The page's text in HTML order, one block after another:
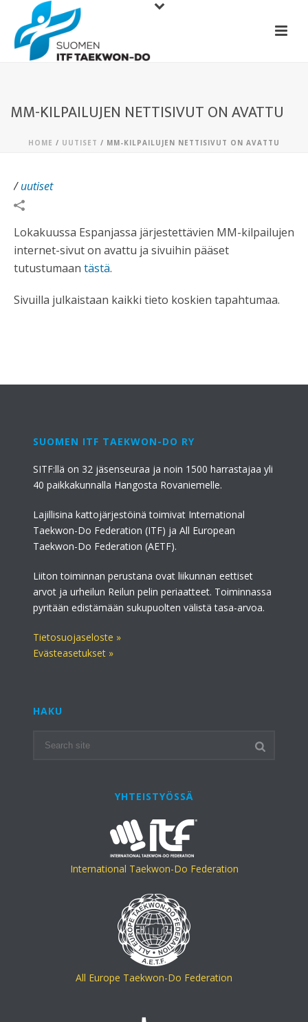
MM-KILPAILUJEN NETTISIVUT ON AVATTU
HOME / UUTISET / MM-KILPAILUJEN NETTISIVUT ON AVATTU
/uutiset
Lokakuussa Espanjassa järjestettävien MM-kilpailujen
internet-sivut on avattu ja sivuihin pääset
tutustumaan tästä.
Sivuilla julkaistaan kaikki tieto koskien tapahtumaa.
SUOMEN ITF TAEKWON-DO RY
SITF:llä on 32 jäsenseuraa ja noin 1500 harrastajaa yli
40 paikkakunnalla Hangosta Rovaniemelle.
Lajillisina kattojärjestöinä toimivat International
Taekwon-Do Federation (ITF) ja All European
Taekwon-Do Federation (AETF).
Liiton toiminnan perustana ovat liikunnan eettiset
arvot ja urheilun Reilun pelin periaatteet. Toiminnassa
pyritään edistämään sukupuolten välistä tasa-arvoa.
Tietosuojaseloste »
Evästeasetukset »
HAKU
YHTEISTYÖSSÄ
International Taekwon-Do Federation
All Europe Taekwon-Do Federation